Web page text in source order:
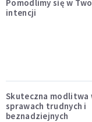
Pomodlimy się w
intencji
Skuteczna modlitwa
sprawach trudnych i
beznadziejnych